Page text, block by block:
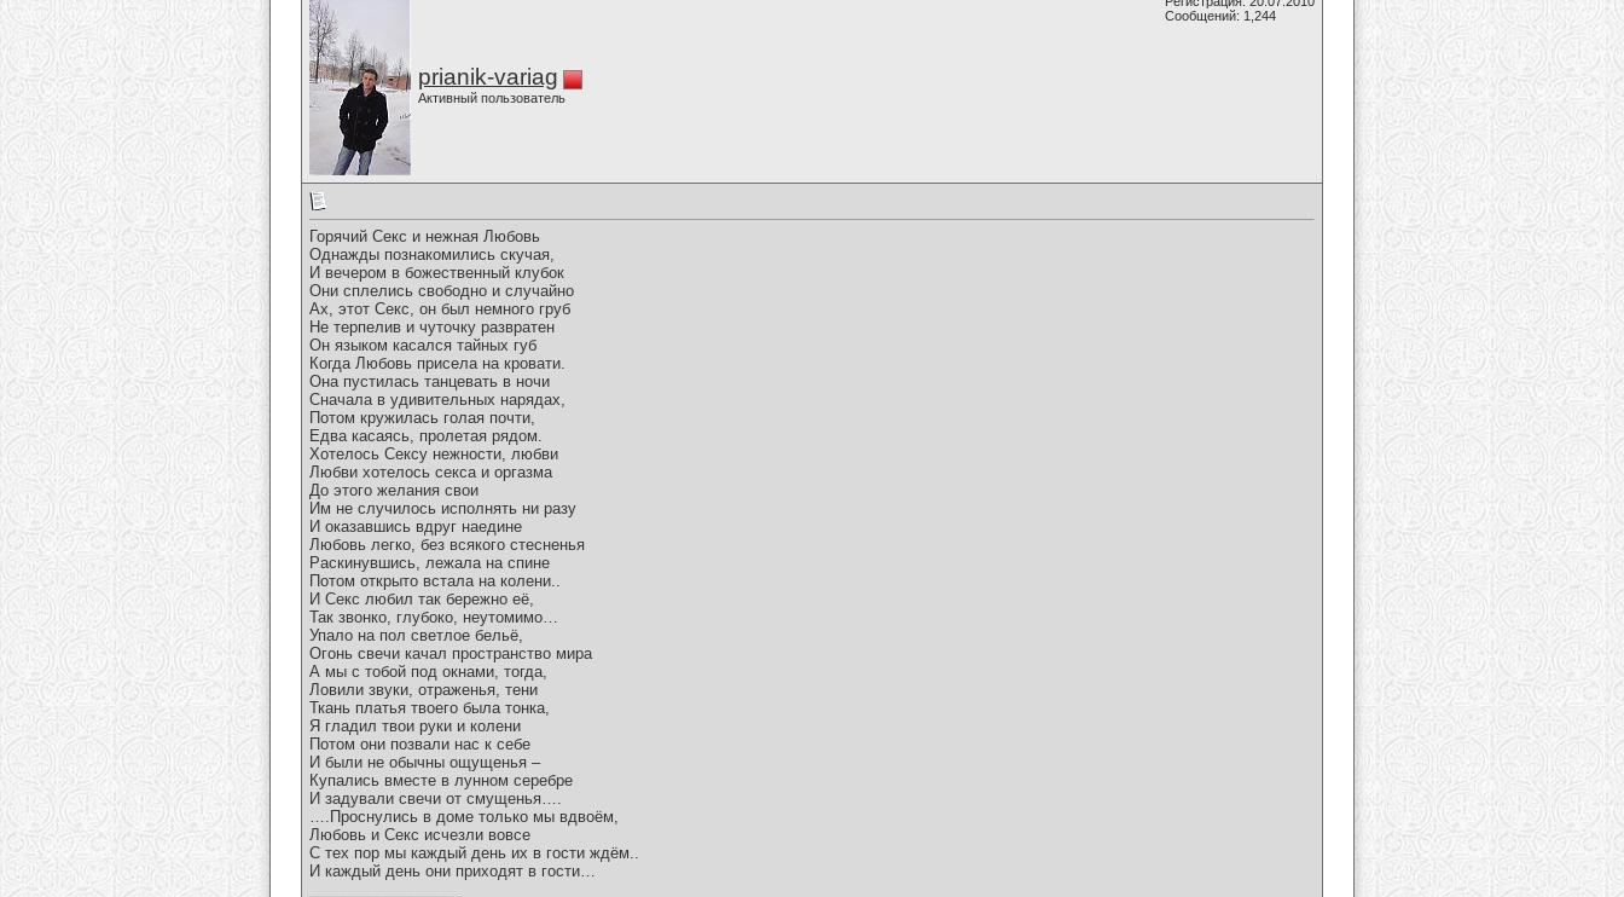
prianik-variag
Активный пользователь
Сообщений: 1,244
Горячий Секс и нежная Любовь
Однажды познакомились скучая,
И вечером в божественный клубок
Они сплелись свободно и случайно
Ах, этот Секс, он был немного груб
Не терпелив и чуточку развратен
Он языком касался тайных губ
Когда Любовь присела на кровати.
Она пустилась танцевать в ночи
Сначала в удивительных нарядах,
Потом кружилась голая почти,
Едва касаясь, пролетая рядом.
Хотелось Сексу нежности, любви
Любви хотелось секса и оргазма
До этого желания свои
Им не случилось исполнять ни разу
И оказавшись вдруг наедине
Любовь легко, без всякого стесненья
Раскинувшись, лежала на спине
Потом открыто встала на колени..
И Секс любил так бережно её,
Так звонко, глубоко, неутомимо…
Упало на пол светлое бельё,
Огонь свечи качал пространство мира
А мы с тобой под окнами, тогда,
Ловили звуки, отраженья, тени
Ткань платья твоего была тонка,
Я гладил твои руки и колени
Потом они позвали нас к себе
И были не обычны ощущенья –
Купались вместе в лунном серебре
И задували свечи от смущенья….
….Проснулись в доме только мы вдвоём,
Любовь и Секс исчезли вовсе
С тех пор мы каждый день их в гости ждём..
И каждый день они приходят в гости…